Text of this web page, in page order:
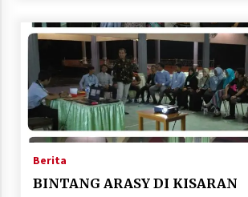
Berita
BINTANG ARASY DI KISARAN